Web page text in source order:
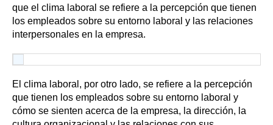
que el clima laboral se refiere a la percepción que tienen
los empleados sobre su entorno laboral y las relaciones
interpersonales en la empresa.
El clima laboral, por otro lado, se refiere a la percepción
que tienen los empleados sobre su entorno laboral y
cómo se sienten acerca de la empresa, la dirección, la